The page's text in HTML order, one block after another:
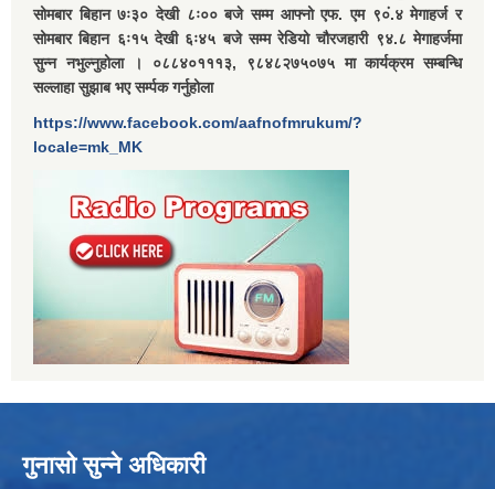
सोमबार बिहान ७ः३० देखी ८ः०० बजे सम्म आफ्नो एफ. एम ९०ं.४ मेगाहर्ज र
सोमबार बिहान ६ः१५ देखी ६ः४५ बजे सम्म रेडियो चौरजहारी ९४.८ मेगाहर्जमा
सुन्न नभुल्नुहोला । ०८८४०१११३, ९८४८२७५०७५ मा कार्यक्रम सम्बन्धि
सल्लाहा सुझाब भए सर्म्पक गर्नुहोला
https://www.facebook.com/aafnofmrukum/?
locale=mk_MK
गुनासो सुन्ने अधिकारी